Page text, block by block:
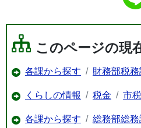
このページの現
各課から探す 財務部税務
くらしの情報 税金 市
各課から探す 総務部総務